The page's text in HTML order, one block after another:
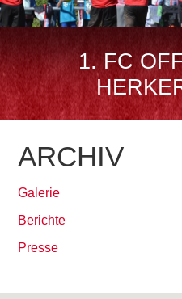
1. FC
ARCHIV
Galerie
Berichte
Presse